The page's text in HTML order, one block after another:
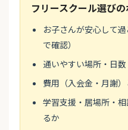
フリースクール選び
お子さんが安心して
で確認）
通いやすい場所・日
費用（入会金・月謝
学習支援・居場所・
るか